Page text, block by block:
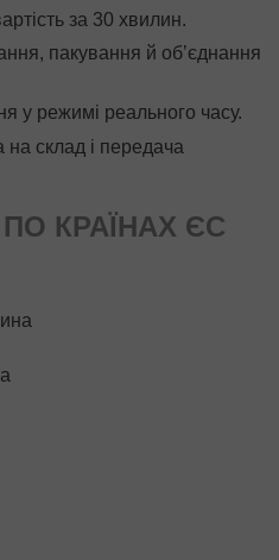
за 30 хвилин.
пакування й об’єднання
у режимі реального часу.
склад і передача
ПО КРАЇНАХ ЄС